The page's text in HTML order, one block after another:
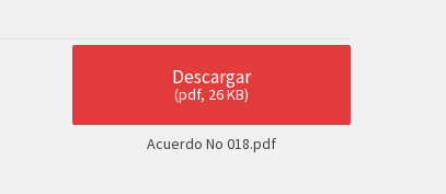
Descargar
(pdf, 26 KB)
Acuerdo No 018.pdf